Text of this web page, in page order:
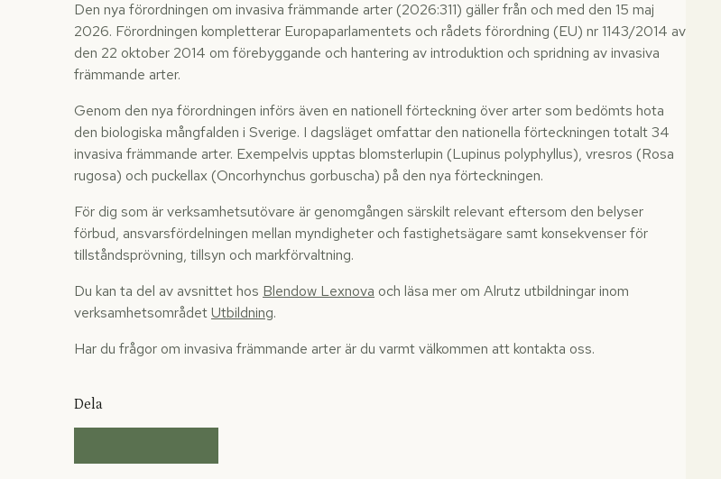
Den nya förordningen om invasiva främmande arter (2026:311) gäller från och med den 15 maj
2026. Förordningen kompletterar Europaparlamentets och rådets förordning (EU) nr 1143/2014 av
den 22 oktober 2014 om förebyggande och hantering av introduktion och spridning av invasiva
främmande arter.
Genom den nya förordningen införs även en nationell förteckning över arter som bedömts hota
den biologiska mångfalden i Sverige. I dagsläget omfattar den nationella förteckningen totalt 34
invasiva främmande arter. Exempelvis upptas blomsterlupin (Lupinus polyphyllus), vresros (Rosa
rugosa) och puckellax (Oncorhynchus gorbuscha) på den nya förteckningen.
För dig som är verksamhetsutövare är genomgången särskilt relevant eftersom den belyser
förbud, ansvarsfördelningen mellan myndigheter och fastighetsägare samt konsekvenser för
tillståndsprövning, tillsyn och markförvaltning.
Du kan ta del av avsnittet hos Blendow Lexnova och läsa mer om Alrutz utbildningar inom
verksamhetsområdetUtbildning.
Har du frågor om invasiva främmande arter är du varmt välkommen att kontakta oss.
Dela